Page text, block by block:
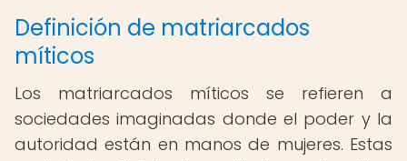
Definición de matriarcados
míticos
Los matriarcados míticos se refieren a
sociedades imaginadas donde el poder y la
autoridad están en manos de mujeres. Estas